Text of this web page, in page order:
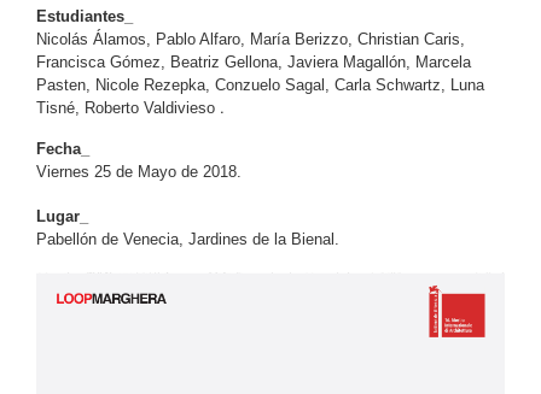
Estudiantes_
Nicolás Álamos, Pablo Alfaro, María Berizzo, Christian Caris,
Francisca Gómez, Beatriz Gellona, Javiera Magallón, Marcela
Pasten, Nicole Rezepka, Conzuelo Sagal, Carla Schwartz, Luna
Tisné, Roberto Valdivieso .
Fecha_
Viernes 25 de Mayo de 2018.
Lugar_
Pabellón de Venecia, Jardines de la Bienal.